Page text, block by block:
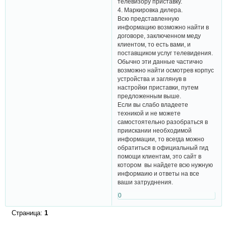
4. Маркировка дилера.
Всю представленную
информацию возможно найти в
договоре, заключенном меду
клиентом, то есть вами, и
поставщиком услуг телевидения.
Обычно эти данные частично
возможно найти осмотрев корпус
устройства и заглянув в
настройки приставки, путем
предложенным выше.
Если вы слабо владеете
техникой и не можете
самостоятельно разобраться в
приискании необходимой
информации, то всегда можно
обратиться в официальный гид
помощи клиентам, это сайт в
котором вы найдете всю нужную
информаию и ответы на все
ваши затруднения.
0
Страница: 1